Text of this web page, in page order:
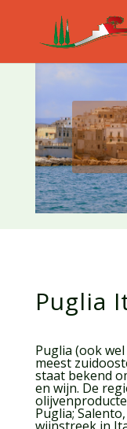
Puglia
Puglia (ook
meest
staat bekend
en wijn. De
Puglia;